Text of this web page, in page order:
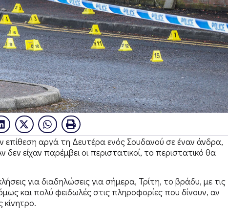
αργά τη Δευτέρα ενός Σουδανού σε έναν άνδρα,
είχαν παρέμβει οι περιστατικοί, το περιστατικό θα
για διαδηλώσεις για σήμερα, Τρίτη, το βράδυ, με τις
και πολύ φειδωλές στις πληροφορίες που δίνουν, αν
κίνητρο.